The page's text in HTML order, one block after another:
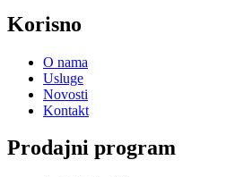
Korisno
O nama
Usluge
Novosti
Kontakt
Prodajni program